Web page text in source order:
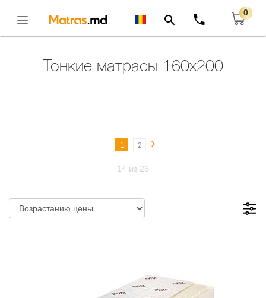
0
Тонкие матрасы 160x200
1 2 ›
14 из 26